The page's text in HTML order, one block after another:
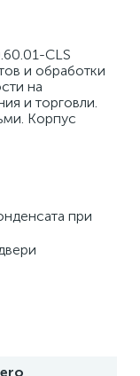
CLS
и обработки
на
и торговли.
Корпус
при